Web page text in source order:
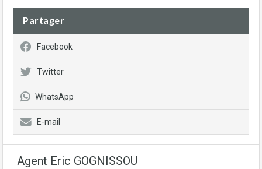
Partager
Facebook
Twitter
WhatsApp
E-mail
Agent Eric GOGNISSOU